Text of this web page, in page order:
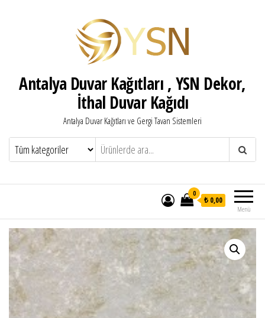
Antalya Duvar Kağıtları , YSN Dekor,
İthal Duvar Kağıdı
Antalya Duvar Kağıtları ve Gergi Tavan Sistemleri
Menü
0
₺ 0,00